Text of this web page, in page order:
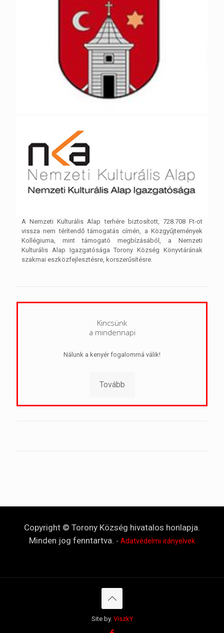
A Nemzeti Kulturális Alap terhére biztosított, 728.708 Ft-ot
vissza nem térítendő támogatás címén, a Közgyűjtemények
Kollégiuma, mint támogató megbízásából, a Nemzeti
Kulturális Alap Igazgatósága Torony Község Könyvtárának
szakmai eszközfejlesztésre, korszerűsítésre.
Kincsünk
a mindennapi
Nálunk a kenyér fogalommá válik!
Tovább
Copyright © Torony Község hivatalos honlapja.
Minden jog fenntartva. - Adatvédelmi irányelvek
Site by. ViszkY